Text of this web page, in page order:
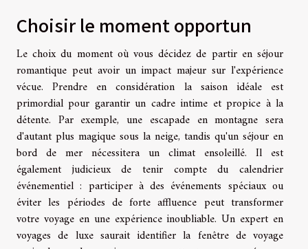
Choisir le moment opportun
Le choix du moment où vous décidez de partir en séjour
romantique peut avoir un impact majeur sur l'expérience
vécue. Prendre en considération la saison idéale est
primordial pour garantir un cadre intime et propice à la
détente. Par exemple, une escapade en montagne sera
d'autant plus magique sous la neige, tandis qu'un séjour en
bord de mer nécessitera un climat ensoleillé. Il est
également judicieux de tenir compte du calendrier
événementiel : participer à des événements spéciaux ou
éviter les périodes de forte affluence peut transformer
votre voyage en une expérience inoubliable. Un expert en
voyages de luxe saurait identifier la fenêtre de voyage